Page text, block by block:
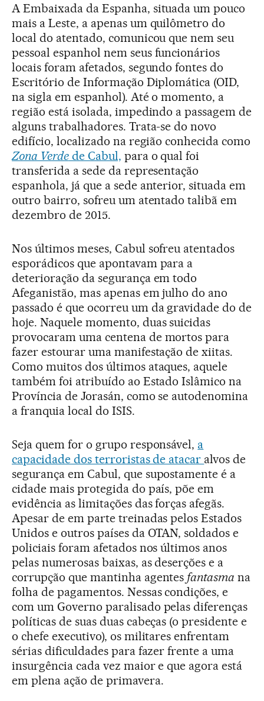
A Embaixada da Espanha, situada um pouco
mais a Leste, a apenas um quilômetro do
local do atentado, comunicou que nem seu
pessoal espanhol nem seus funcionários
locais foram afetados, segundo fontes do
Escritório de Informação Diplomática (OID,
na sigla em espanhol). Até o momento, a
região está isolada, impedindo a passagem de
alguns trabalhadores. Trata-se do novo
edifício, localizado na região conhecida como
Zona Verdede Cabul, para o qual foi
transferida a sede da representação
espanhola, já que a sede anterior, situada em
outro bairro, sofreu um atentado talibã em
dezembro de 2015.
Nos últimos meses, Cabul sofreu atentados
esporádicos que apontavam para a
deterioração da segurança em todo
Afeganistão, mas apenas em julho do ano
passado é que ocorreu um da gravidade do de
hoje. Naquele momento, duas suicidas
provocaram uma centena de mortos para
fazer estourar uma manifestação de xiitas.
Como muitos dos últimos ataques, aquele
também foi atribuído ao Estado Islâmico na
Província de Jorasán, como se autodenomina
a franquia local do ISIS.
Seja quem for o grupo responsável, a
capacidade dos terroristas de atacar alvos de
segurança em Cabul, que supostamente é a
cidade mais protegida do país, põe em
evidência as limitações das forças afegãs.
Apesar de em parte treinadas pelos Estados
Unidos e outros países da OTAN, soldados e
policiais foram afetados nos últimos anos
pelas numerosas baixas, as deserções e a
corrupção que mantinha agentes fantasma na
folha de pagamentos. Nessas condições, e
com um Governo paralisado pelas diferenças
políticas de suas duas cabeças (o presidente e
o chefe executivo), os militares enfrentam
sérias dificuldades para fazer frente a uma
insurgência cada vez maior e que agora está
em plena ação de primavera.